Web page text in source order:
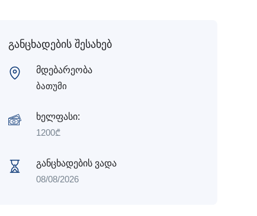
განცხადების შესახებ
მდებარეობა
ბათუმი
ხელფასი:
1200₾
განცხადების ვადა
08/08/2026